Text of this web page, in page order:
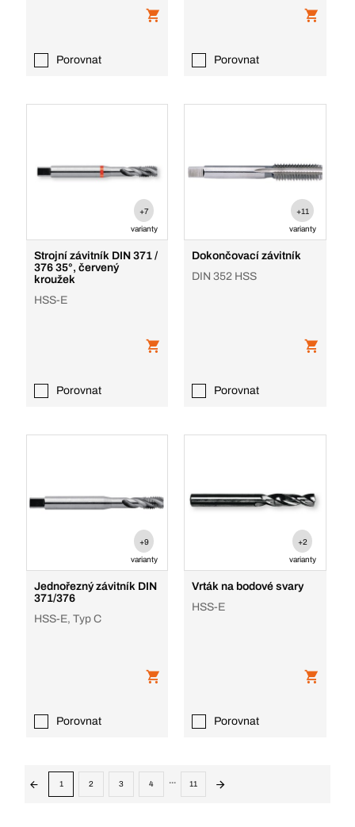
Porovnat Porovnat
+7
varianty
Strojní závitník DIN 371 /
376 35°, červený
kroužek
HSS-E
Porovnat
+11
varianty
Dokončovací závitník
DIN 352 HSS
Porovnat
+9
varianty
Jednořezný závitník DIN
371/376
HSS-E, Typ C
Porovnat
+2
varianty
Vrták na bodové svary
HSS-E
Porovnat
1 2 3 4 ... 11